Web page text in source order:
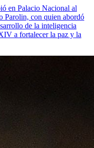
en Palacio Nacional al
Parolin, con quien abordó
de la inteligencia
a fortalecer la paz y la